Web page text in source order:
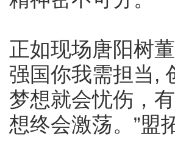
正如现场唐阳树
强国你我需担当,
梦想就会忧伤，
想终会激荡。”盟